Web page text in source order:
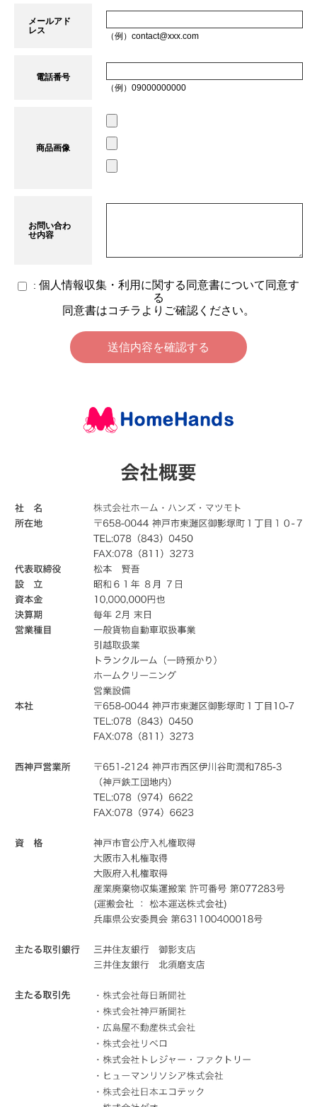
メールアド
レス
（例）contact@xxx.com
電話番号
（例）09000000000
商品画像
お問い合わ
せ内容
: 個人情報収集・利用に関する同意書について同意す
る
同意書はコチラ よりご確認ください。